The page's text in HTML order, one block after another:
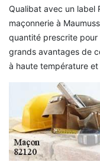
Qualibat avec un label
maçonnerie à
quantité prescrite
grands avantages de
à haute température et